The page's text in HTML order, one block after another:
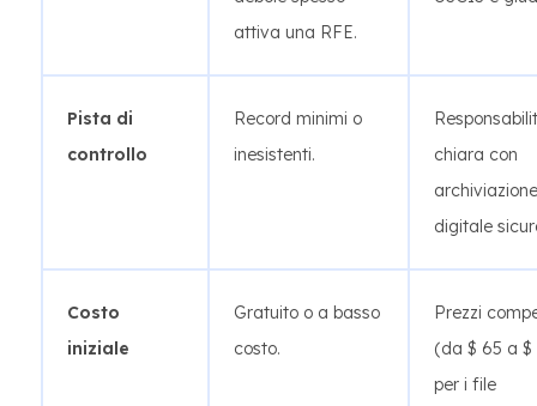
attiva una RFE.
Pista di
controllo
Record minimi o
inesistenti.
chiara con
archiviazione
digitale
Costo
iniziale
Gratuito o a basso
costo.
Prezzi
(da $ 65 a $
per i file